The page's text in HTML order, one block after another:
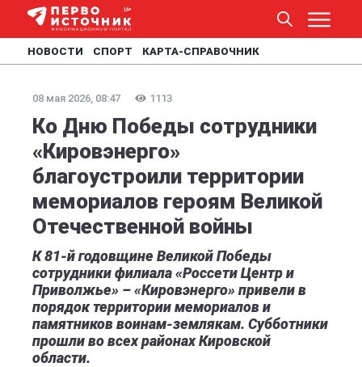
НОВОСТИ СПОРТ КАРТА-СПРАВОЧНИК
08 мая 2026, 08:47 1113
Ко Дню Победы сотрудники
«Кировэнерго»
благоустроили территории
мемориалов героям Великой
Отечественной войны
К 81-й годовщине Великой Победы
сотрудники филиала «Россети Центр и
Приволжье» – «Кировэнерго» привели в
порядок территории мемориалов и
памятников воинам-землякам. Субботники
прошли во всех районах Кировской
области.